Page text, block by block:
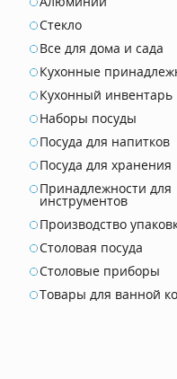
Стекло
Все для дома и сада
Кухонные
Кухонный инвентарь
Наборы посуды
Посуда для напитков
Посуда для хранения
Принадлежности для
инструментов
Производство
Столовая посуда
Столовые приборы
Товары для ванной